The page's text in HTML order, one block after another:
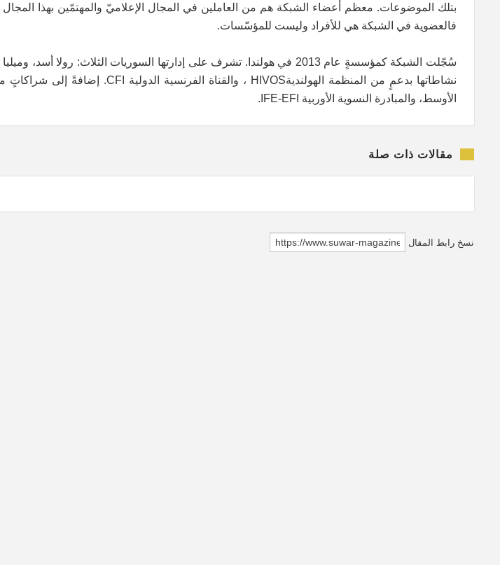
بتلك الموضوعات. معظم أعضاء الشبكة هم من العاملين في المجال الإعلاميّ والمهتمّين بهذا
فالعضوية في الشبكة هي للأفراد وليست للمؤسّسات.
سُجّلت الشبكة كمؤسسةٍ عام 2013 في هولندا. تشرف على إدارتها السوريات الثلاث:
الأوسط، والمبادرة النسوية الأوربية IFE-EFI.
مقالات ذات صلة
نسخ رابط المقال